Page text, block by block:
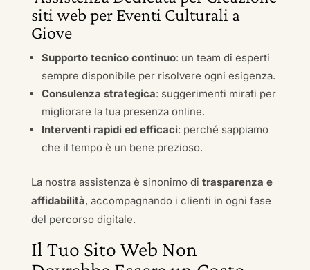
siti web per Eventi Culturali a
Giove
Supporto tecnico continuo: un team di esperti
sempre disponibile per risolvere ogni esigenza.
Consulenza strategica: suggerimenti mirati per
migliorare la tua presenza online.
Interventi rapidi ed efficaci: perché sappiamo
che il tempo è un bene prezioso.
La nostra assistenza è sinonimo di trasparenza e
affidabilità, accompagnando i clienti in ogni fase
del percorso digitale.
Il Tuo Sito Web Non